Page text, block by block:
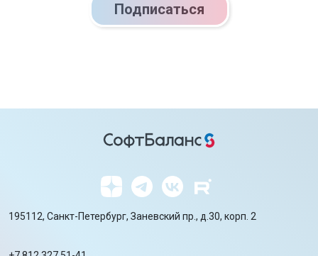
Подписаться
195112, Санкт-Петербург, Заневский пр., д.30, корп. 2